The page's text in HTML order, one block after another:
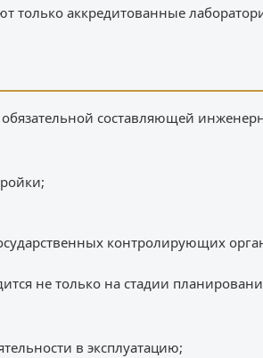
только аккредитованные
составляющей
контролирующих
не только на стадии
в эксплуатацию;